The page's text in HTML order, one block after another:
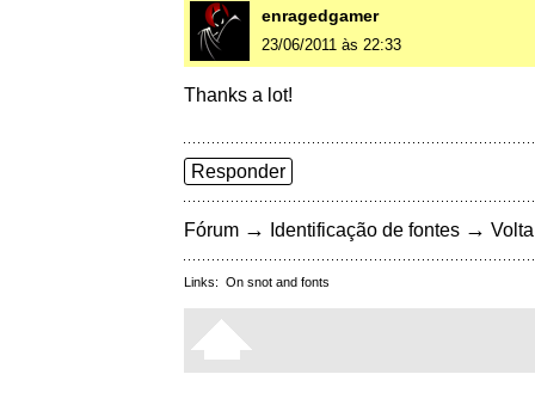
enragedgamer
23/06/2011 às 22:33
Thanks a lot!
Responder
Fórum → Identificação de fontes →
Links: On snot and fonts